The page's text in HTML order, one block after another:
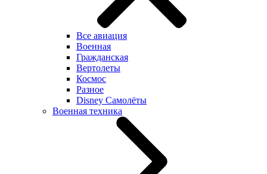
Все авиация
Военная
Гражданская
Вертолеты
Космос
Разное
Disney Самолёты
Военная техника